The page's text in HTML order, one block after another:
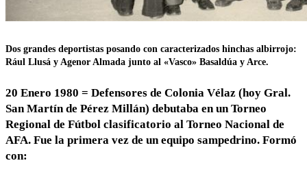
Dos grandes deportistas posando con caracterizados hinchas albirrojo:
Rául Llusá y Agenor Almada junto al «Vasco» Basaldúa y Arce.
20 Enero 1980 = Defensores de Colonia Vélaz (hoy Gral.
San Martín de Pérez Millán) debutaba en un Torneo
Regional de Fútbol clasificatorio al Torneo Nacional de
AFA. Fue la primera vez de un equipo sampedrino. Formó
con: